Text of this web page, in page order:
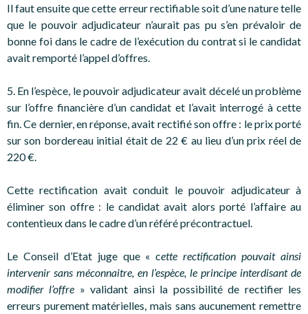
Il faut ensuite que cette erreur rectifiable soit d’une nature telle
que le pouvoir adjudicateur n’aurait pas pu s’en prévaloir de
bonne foi dans le cadre de l’exécution du contrat si le candidat
avait remporté l’appel d’offres.
5. En l’espèce, le pouvoir adjudicateur avait décelé un problème
sur l’offre financière d’un candidat et l’avait interrogé à cette
fin. Ce dernier, en réponse, avait rectifié son offre : le prix porté
sur son bordereau initial était de 22 € au lieu d’un prix réel de
220 €.
Cette rectification avait conduit le pouvoir adjudicateur à
éliminer son offre : le candidat avait alors porté l’affaire au
contentieux dans le cadre d’un référé précontractuel.
Le Conseil d’Etat juge que « cette rectification pouvait ainsi
intervenir sans méconnaitre, en l’espèce, le principe interdisant de
modifier l’offre » validant ainsi la possibilité de rectifier les
erreurs purement matérielles, mais sans aucunement remettre